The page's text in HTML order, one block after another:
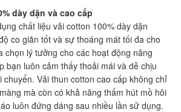
dày dặn và cao cấp
chất liệu vải cotton 100% dày dặn
co giãn tốt và sự thoáng mát tối đa cho
chọn lý tưởng cho các hoạt động năng
bạn luôn cảm thấy thoải mái và dễ chịu
chuyển. Vải thun cotton cao cấp không chỉ
mà còn có khả năng thấm hút mồ hôi
luôn đứng dáng sau nhiều lần sử dụng.